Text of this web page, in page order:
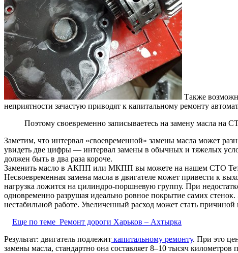
Также
неприятности зачастую приводят к капитальному ремонту
Поэтому своевременно записываетесь на замену масла на
Заметим, что интервал «своевременной» замены масла может
увидеть две цифры — интервал замены в обычных и тяжелых
должен быть в два раза короче.
Заменить масло в АКПП или МКПП вы можете на нашем СТО
Несвоевременная замена масла в двигателе может привести к
нагрузка ложится на цилиндро-поршневую группу. При
одновременно разрушая идеально ровное покрытие самих
нестабильной работе. Увеличенный расход может стать
Еще по теме Ремонт дороги Харьков – Ахтырка
Результат: двигатель подлежит капитальному ремонту. При это
замены масла, стандартно она составляет 8–10 тысяч километров